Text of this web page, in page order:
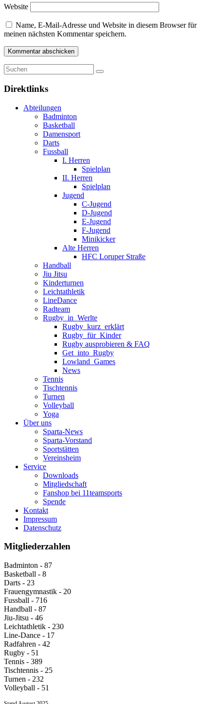
Website
Name, E-Mail-Adresse und Website in diesem Browser für
meinen nächsten Kommentar speichern.
Direktlinks
Abteilungen
Badminton
Basketball
Damensport
Darts
Fussball
I. Herren
Spielplan
II. Herren
Spielplan
Jugend
C-Jugend
D-Jugend
E-Jugend
F-Jugend
Minikicker
Alte Herren
HFC Loruper Straße
Handball
Jiu Jitsu
Kinderturnen
Leichtathletik
LineDance
Radteam
Rugby_in_Werlte
Rugby_kurz_erklärt
Rugby_für_Kinder
Rugby ausprobieren & FAQ
Get_into_Rugby
Lowland_Games
News
Tennis
Tischtennis
Turnen
Volleyball
Yoga
Über uns
Sparta-News
Sparta-Vorstand
Sportstätten
Vereinsheim
Service
Downloads
Mitgliedschaft
Fanshop bei 11teamsports
Spende
Kontakt
Impressum
Datenschutz
Mitgliederzahlen
Badminton - 87
Basketball - 8
Darts - 23
Frauengymnastik - 20
Fussball - 716
Handball - 87
Jiu-Jitsu - 46
Leichtathletik - 230
Line-Dance - 17
Radfahren - 42
Rugby - 51
Tennis - 389
Tischtennis - 25
Turnen - 232
Volleyball - 51